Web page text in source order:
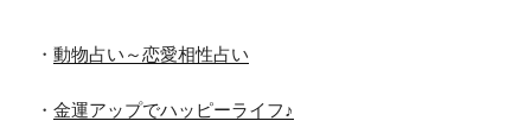
・ 動物占い～恋愛相性占い
・ 金運アップでハッピーライフ♪